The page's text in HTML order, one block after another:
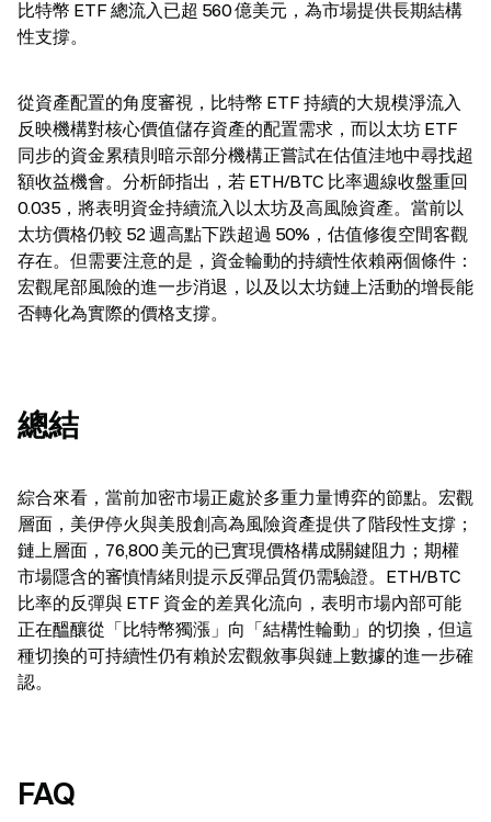
比特幣 ETF 總流入已超 560 億美元，為市場提供長期結構
性支撐。
從資產配置的角度審視，比特幣 ETF 持續的大規模淨流入
反映機構對核心價值儲存資產的配置需求，而以太坊 ETF
同步的資金累積則暗示部分機構正嘗試在估值洼地中尋找超
額收益機會。分析師指出，若 ETH/BTC 比率週線收盤重回
0.035，將表明資金持續流入以太坊及高風險資產。當前以
太坊價格仍較 52 週高點下跌超過 50%，估值修復空間客觀
存在。但需要注意的是，資金輪動的持續性依賴兩個條件：
宏觀尾部風險的進一步消退，以及以太坊鏈上活動的增長能
否轉化為實際的價格支撐。
總結
綜合來看，當前加密市場正處於多重力量博弈的節點。宏觀
層面，美伊停火與美股創高為風險資產提供了階段性支撐；
鏈上層面，76,800 美元的已實現價格構成關鍵阻力；期權
市場隱含的審慎情緒則提示反彈品質仍需驗證。ETH/BTC
比率的反彈與 ETF 資金的差異化流向，表明市場內部可能
正在醞釀從「比特幣獨漲」向「結構性輪動」的切換，但這
種切換的可持續性仍有賴於宏觀敘事與鏈上數據的進一步確
認。
FAQ